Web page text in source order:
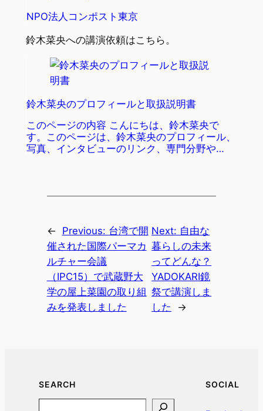
NPO法人コンポスト東京
鈴木菜央への講演依頼はこちら。
鈴木菜央のプロフィールと取扱説明書
このページの内容 こんにちは、鈴木菜央で
す。このページは、鈴木菜央のプロフィール、
写真、インタビューのリンク、専門分野や…
← Previous: 台湾で開
催された国際パーマカ
ルチャー会議
（IPC15）で武蔵野大
学の屋上菜園の取り組
みを発表しました
Next: 自由な
暮らしの未来
ってどんな？
YADOKARI鏡
祭で講演しま
した
→
SEARCH SOCIAL